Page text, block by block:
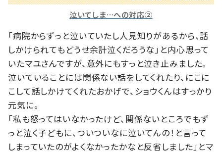
泣いてしま…への対応②
「病院からずっと泣いていたし人見知りがあるから、話
しかけられてもどうせ余計泣くだろうな」と内心思って
いたマユさんですが、意外にもすっと泣き止みました。
泣いていることには関係ない話をしてくれたり、にこに
こして話しかけてくれたおかげで、ショウくんはすっかり
元気に。
「私も怒ってはいなかったけど、関係ないところでもず
っと泣く子どもに、ついついなに泣いてんの！と言って
しまっていたのがよくなかったかなと反省しました」とマ